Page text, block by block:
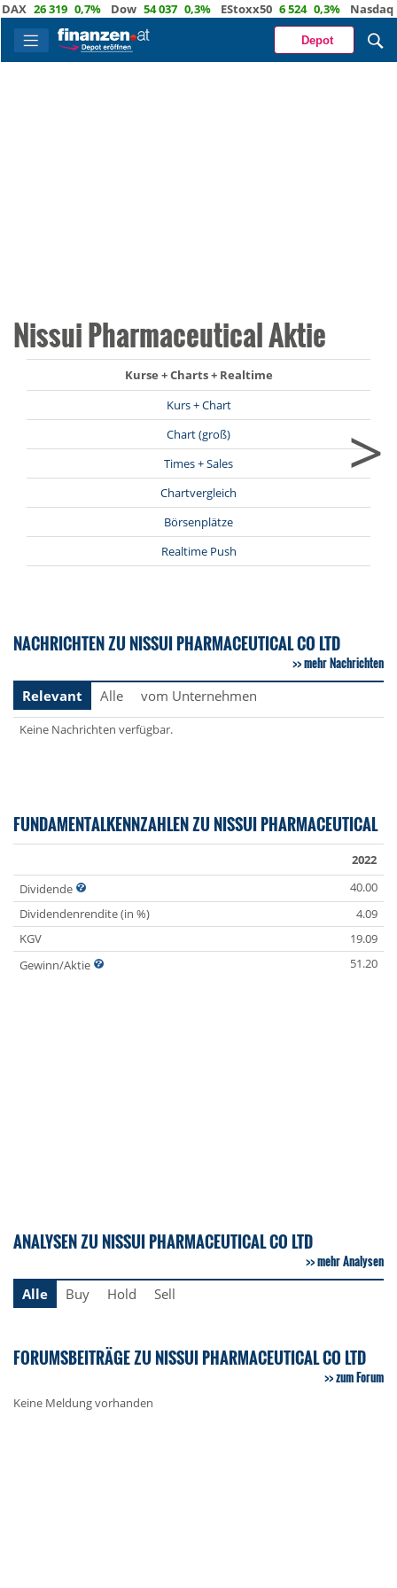
26 319 0,7% Dow 54 037 0,3% EStoxx50 6 524 0,3% Nasdaq 29
Depot
Nissui Pharmaceutical Aktie
Kurse + Charts + Realtime
Kurs + Chart
Chart (groß)
Times + Sales
Chartvergleich
Börsenplätze
Realtime Push
>
NACHRICHTEN ZU NISSUI PHARMACEUTICAL CO LTD
mehr Nachrichten
Relevant
Alle vom Unternehmen
Keine Nachrichten verfügbar.
FUNDAMENTALKENNZAHLEN ZU NISSUI PHARMACEUTICAL
2022
Dividende
40.00
Dividendenrendite (in %)
4.09
KGV
19.09
Gewinn/Aktie
51.20
ANALYSEN ZU NISSUI PHARMACEUTICAL CO LTD
mehr Analysen
Alle
Buy Hold Sell
FORUMSBEITRÄGE ZU NISSUI PHARMACEUTICAL CO LTD
zum Forum
Keine Meldung vorhanden